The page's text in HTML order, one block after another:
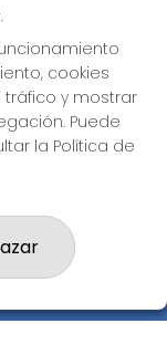
cookies
y mostrar
Puede
la Política de